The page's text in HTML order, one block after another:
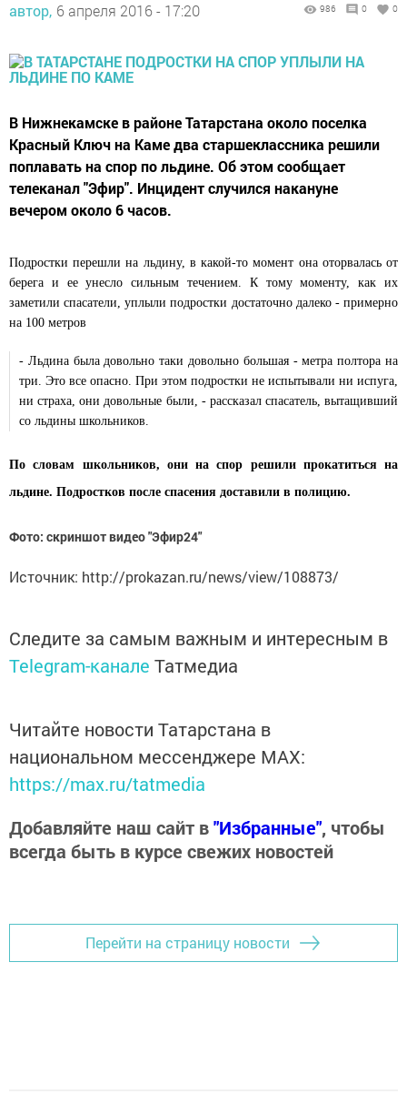
автор, 6 апреля 2016 - 17:20 986 0 0
В Нижнекамске в районе Татарстана около поселка
Красный Ключ на Каме два старшеклассника решили
поплавать на спор по льдине. Об этом сообщает
телеканал "Эфир". Инцидент случился накануне
вечером около 6 часов.
Подростки перешли на льдину, в какой-то момент она оторвалась от
берега и ее унесло сильным течением. К тому моменту, как их
заметили спасатели, уплыли подростки достаточно далеко - примерно
на 100 метров
- Льдина была довольно таки довольно большая - метра полтора на
три. Это все опасно. При этом подростки не испытывали ни испуга,
ни страха, они довольные были, - рассказал спасатель, вытащивший
со льдины школьников.
По словам школьников, они на спор решили прокатиться на
льдине. Подростков после спасения доставили в полицию.
Фото: скриншот видео "Эфир24"
Источник: http://prokazan.ru/news/view/108873/
Следите за самым важным и интересным в
Telegram-канале Татмедиа
Читайте новости Татарстана в
национальном мессенджере MАХ:
https://max.ru/tatmedia
Добавляйте наш сайт в"Избранные", чтобы
всегда быть в курсе свежих новостей
Перейти на страницу новости